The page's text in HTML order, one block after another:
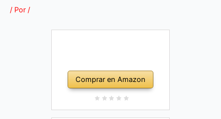
/ Por /
Comprar en Amazon